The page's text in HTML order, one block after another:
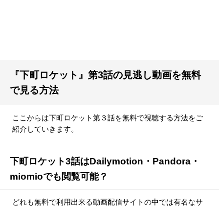
『下町ロケット』第3話の見逃し動画を無料
で見る方法
ここからは下町ロケット第３話を無料で視聴する方法をご
紹介していきます。
下町ロケット3話はDailymotion・Pandora・
miomioでも閲覧可能？
どれも無料で利用出来る動画配信サイトの中では有名なサ